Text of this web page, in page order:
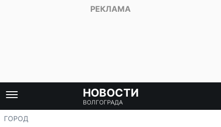
НОВОСТИ
ВОЛГОГРАДА
ГОРОД